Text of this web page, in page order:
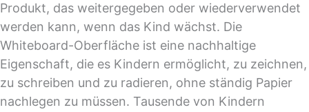
Produkt, das weitergegeben oder wiederverwendet
werden kann, wenn das Kind wächst. Die
Whiteboard-Oberfläche ist eine nachhaltige
Eigenschaft, die es Kindern ermöglicht, zu zeichnen,
zu schreiben und zu radieren, ohne ständig Papier
nachlegen zu müssen. Tausende von Kindern